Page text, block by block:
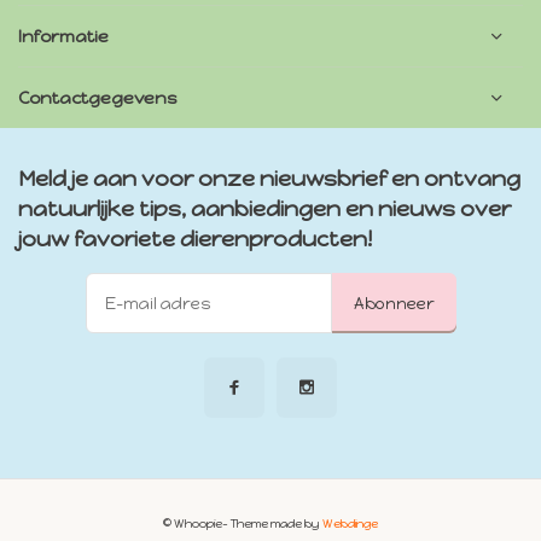
Informatie
Contactgegevens
Meld je aan voor onze nieuwsbrief en ontvang
natuurlijke tips, aanbiedingen en nieuws over
jouw favoriete dierenproducten!
Abonneer
© Whoopie- Theme made by Webdinge